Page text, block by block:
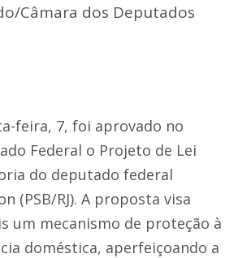
Câmara dos Deputados
feira, 7, foi aprovado no
Federal o Projeto de Lei
do deputado federal
(PSB/RJ). A proposta visa
um mecanismo de proteção à
doméstica, aperfeiçoando a